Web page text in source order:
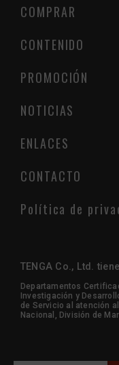
COMPRAR
CONTENIDO
NOTICIAS
CONTACTO
Política de
PROMOCIÓN
ENLACES
TENGA Co., Ltd.
Departamentos
Investigación y
de Servicio al atención
Nacional, División de